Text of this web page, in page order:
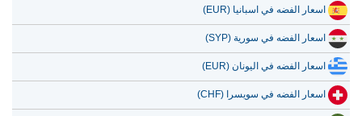
اسعار الفضه في اسبانيا (EUR)
اسعار الفضه في سورية (SYP)
اسعار الفضه في اليونان (EUR)
اسعار الفضه في سويسرا (CHF)